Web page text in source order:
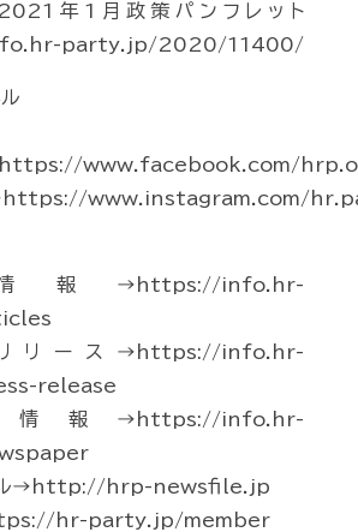
年1月政策パンフレット
party.jp/2020/11400/
www.facebook.com/
www.instagram.com/
→https://info.hr-
リース→https://info.hr-
release
報→https://info.hr-
イル→http://hrp-newsfile.jp
hr-party.jp/member